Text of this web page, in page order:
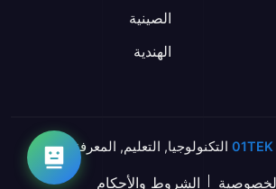
الصينية
الهندية
01TEK التكنولوجيا, التعليم, المعرفة
الشروط والأحكام